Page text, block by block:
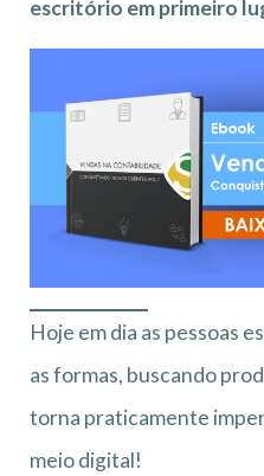
escritório em primeiro
Hoje em dia as pessoas
as formas, buscando
torna praticamente
meio digital!